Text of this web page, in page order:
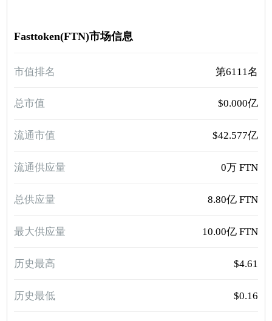
Fasttoken(FTN)市场信息
市值排名 第6111名
总市值 $0.000亿
流通市值 $42.577亿
流通供应量 0万 FTN
总供应量 8.80亿 FTN
最大供应量 10.00亿 FTN
历史最高 $4.61
历史最低 $0.16